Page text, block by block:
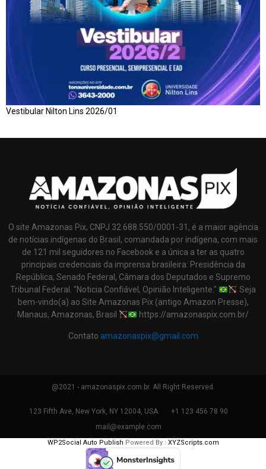
Vestibular Nilton Lins 2026/01
O site Amazonas Pix, CNPJ 32.688.550/0001-31, é a maior agência
de notícias indígenas do Brasil, comandada por indígena, com mais
de 121 mil seguidores no Facebook e a única a ter as quatro
principais credenciais da imprensa brasileira: Presidência da
República, Senado Federal, Câmara dos Deputados e Supremo
Tribunal Federal. "Noticia Confiável, Opinião Inteligente."
Seja
bem-vindo(a) ao Site Amazonas Pix (antigo Amazon Presse),
Manaus, Amazonas, Brasil
https://amazonaspix.com.br/
Contato amazonaspix@gmail.com
@2021 - amazonaspix.com.br. All Right Reserved.
123 Fifth Ave, New York, NY 12004, USA.
+1 123 456 78 90
mail@example.com
WP2Social Auto Publish Powered By : XYZScripts.com